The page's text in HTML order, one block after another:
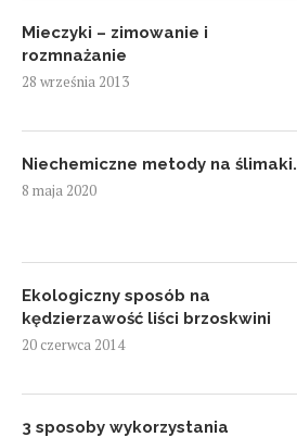
Mieczyki – zimowanie i
rozmnażanie
28 września 2013
Niechemiczne metody na ślimaki.
8 maja 2020
Ekologiczny sposób na
kędzierzawość liści brzoskwini
20 czerwca 2014
3 sposoby wykorzystania